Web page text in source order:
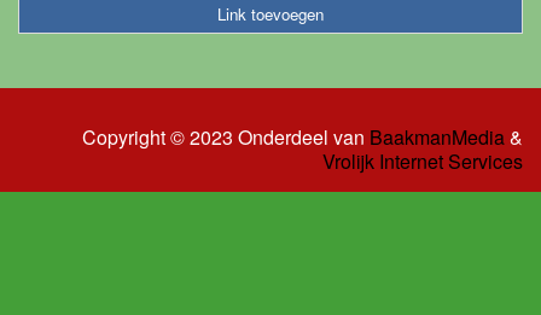
Link toevoegen
Copyright © 2023 Onderdeel van BaakmanMedia&
Vrolijk Internet Services